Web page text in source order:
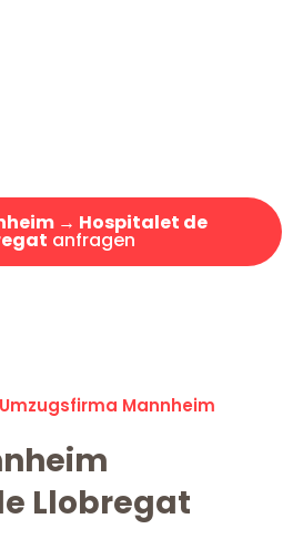
→ Hospitalet de
anfragen
Mannheim
Llobregat